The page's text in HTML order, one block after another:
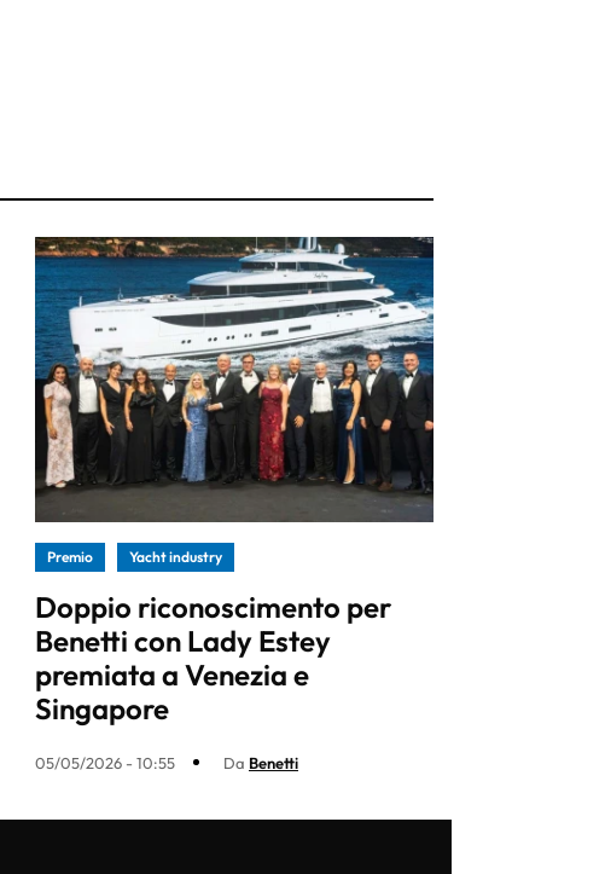
Premio Yacht industry
Doppio riconoscimento per
Benetti con Lady Estey
premiata a Venezia e
Singapore
05/05/2026 - 10:55 Da Benetti